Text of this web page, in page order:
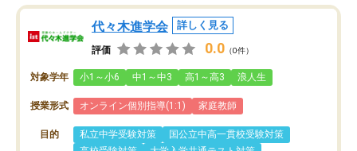
代々木進学会 詳しく見る
評価 0.0 （0件）
対象学年 小1～小6 中1～中3 高1～高3 浪人生
授業形式 オンライン個別指導(1:1) 家庭教師
目的 私立中学受験対策
国公立中高一貫校受験対策